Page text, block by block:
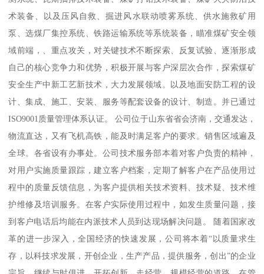
术装备、以及压风自救、掘进风水联动喷雾系统、供水施救矿用
泵、选煤厂集控系统、铁路运输系统等系统装备，瞄准煤矿安全领
域前端，、重点攻关，对关键技术不断探索、反复试验、逐渐形成
自己的核心竞争力和优势，积极开展与客户深层次合作，探索煤矿
安全生产中新工艺新技术，大力发展领域。以及地面安防工程的设
计、集成、施工、安装、服务等配套设备的设计、制造。并已通过
ISO9001质量管理体系认证。 公司位于山东省省会济南，交通发达，
物流直达，又有飞机高铁，能及时满足客户的要求。销售区域遍及
全球。各省设有办事处。公司技术服务部本着对客户负责的精神，
对用户实施质量跟踪，建立客户档案，定期了解客户在产品使用过
程中的质量反馈信息，为客户提供相关技术资料、技术疑、技术维
护维修及培训服务。在客户实际使用过程中，如发生质量问题，接
到客户电话后均能在内派技术人员到达现场解决问题。 随着国家改
革的进一步深入，全国经济的快速发展，公司将本着“以质量求生
存，以科技求发展，开创企业，生产产品，提供服务，创出”的企业